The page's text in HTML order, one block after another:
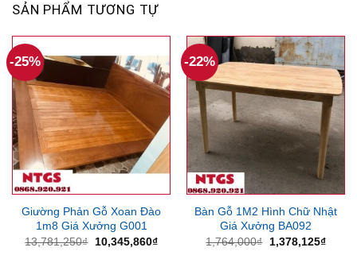
SẢN PHẨM TƯƠNG TỰ
-25%
Giường Phản Gỗ Xoan Đào
1m8 Giá Xưởng G001
13,781,250₫
Giá
10,345,860₫Giá
-22%
Bàn Gỗ 1M2 Hình Chữ Nhật
Giá Xưởng BA092
1,764,000₫
Giá
1,378,125₫Giá